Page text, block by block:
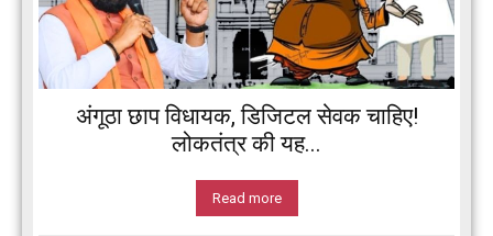
अंगूठा छाप विधायक, डिजिटल सेवक चाहिए!
लोकतंत्र की यह...
Read more